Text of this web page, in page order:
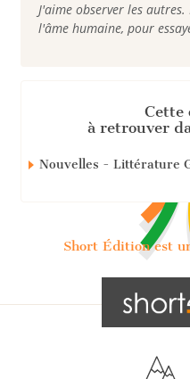
J'aime observer les
l'âme humaine, pour
Cette
à retrouver
Nouvelles - Littérature
Short Édition est